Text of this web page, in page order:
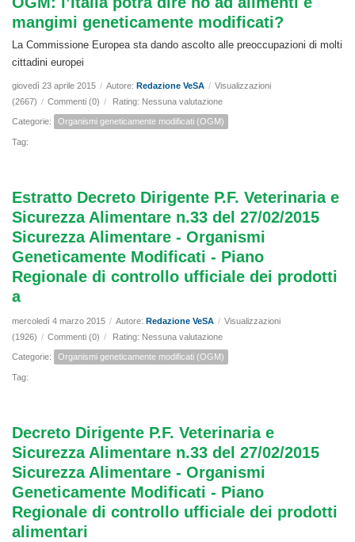
mangimi geneticamente modificati?
La Commissione Europea sta dando ascolto alle preoccupazioni di molti
cittadini europei
giovedì 23 aprile 2015 / Autore: Redazione VeSA / Visualizzazioni
(2667) / Commenti (0) / Rating: Nessuna valutazione
Categorie: Organismi geneticamente modificati (OGM)
Tag:
Estratto Decreto Dirigente P.F. Veterinaria e
Sicurezza Alimentare n.33 del 27/02/2015
Sicurezza Alimentare - Organismi
Geneticamente Modificati - Piano
Regionale di controllo ufficiale dei prodotti
a
mercoledì 4 marzo 2015 / Autore: Redazione VeSA / Visualizzazioni
(1926) / Commenti (0) / Rating: Nessuna valutazione
Categorie: Organismi geneticamente modificati (OGM)
Tag:
Decreto Dirigente P.F. Veterinaria e
Sicurezza Alimentare n.33 del 27/02/2015
Sicurezza Alimentare - Organismi
Geneticamente Modificati - Piano
Regionale di controllo ufficiale dei prodotti
alimentari